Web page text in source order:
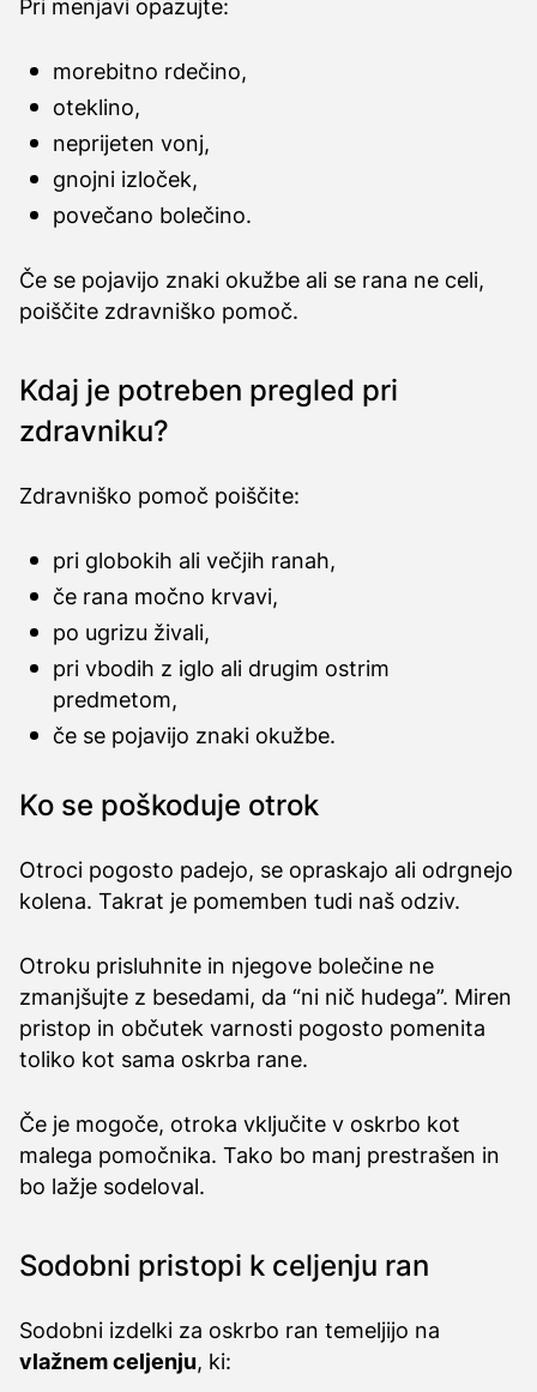
Pri menjavi opazujte:
morebitno rdečino,
oteklino,
neprijeten vonj,
gnojni izloček,
povečano bolečino.
Če se pojavijo znaki okužbe ali se rana ne celi,
poiščite zdravniško pomoč.
Kdaj je potreben pregled pri
zdravniku?
Zdravniško pomoč poiščite:
pri globokih ali večjih ranah,
če rana močno krvavi,
po ugrizu živali,
pri vbodih z iglo ali drugim ostrim
predmetom,
če se pojavijo znaki okužbe.
Ko se poškoduje otrok
Otroci pogosto padejo, se opraskajo ali odrgnejo
kolena. Takrat je pomemben tudi naš odziv.
Otroku prisluhnite in njegove bolečine ne
zmanjšujte z besedami, da “ni nič hudega”. Miren
pristop in občutek varnosti pogosto pomenita
toliko kot sama oskrba rane.
Če je mogoče, otroka vključite v oskrbo kot
malega pomočnika. Tako bo manj prestrašen in
bo lažje sodeloval.
Sodobni pristopi k celjenju ran
Sodobni izdelki za oskrbo ran temeljijo na
vlažnem celjenju, ki: